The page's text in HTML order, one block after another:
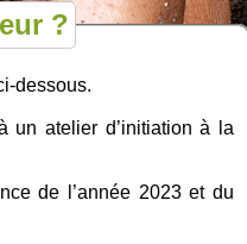
?
dessous.
un atelier d’initiation à la
de l’année 2023 et du